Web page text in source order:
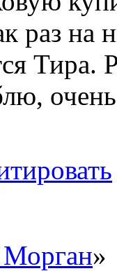
раз на
Тира.
Морган»